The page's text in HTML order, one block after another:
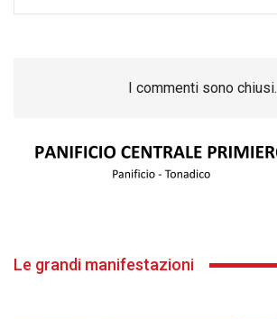
I commenti sono chiusi.
Le grandi manifestazioni